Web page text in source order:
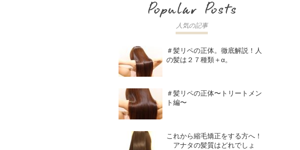
人気の記事
＃髪リペの正体。徹底解説！人
の髪は２７種類＋α。
＃髪リペの正体〜トリートメン
ト編〜
これから縮毛矯正をする方へ！
アナタの髪質はどれでしょ